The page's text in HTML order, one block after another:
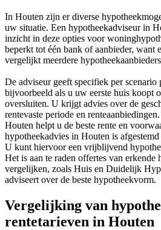
In Houten zijn er diverse
uw situatie. Een hypotheekadviseur in
inzicht in deze opties voor
beperkt tot één bank of aanbieder, want
vergelijkt meerdere
De adviseur geeft specifiek per scenario
bijvoorbeeld als u uw eerste huis koopt
oversluiten. U krijgt advies over de
rentevaste periode en
Houten helpt u de beste rente en
hypotheekadvies in Houten is
U kunt hiervoor een vrijblijvend
Het is aan te raden offertes van erkende
vergelijken, zoals Huis en Duidelijk
adviseert over de beste hypotheekvorm.
Vergelijking van
rentetarieven in Houten